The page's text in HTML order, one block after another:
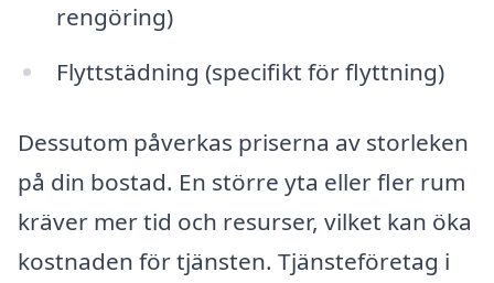
rengöring)
Flyttstädning (specifikt för flyttning)
Dessutom påverkas priserna av storleken
på din bostad. En större yta eller fler rum
kräver mer tid och resurser, vilket kan öka
kostnaden för tjänsten. Tjänsteföretag i